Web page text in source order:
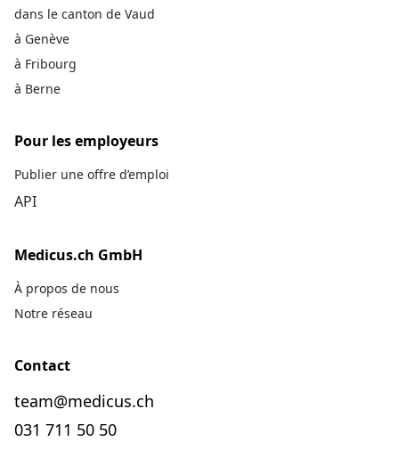
dans le canton de Vaud
à Genève
à Fribourg
à Berne
Pour les employeurs
Publier une offre d’emploi
API
Medicus.ch GmbH
À propos de nous
Notre réseau
Contact
team@medicus.ch
031 711 50 50